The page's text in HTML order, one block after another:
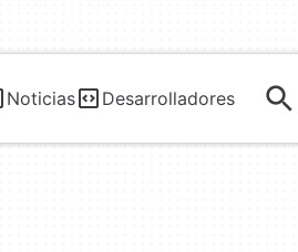
Noticias Desarrolladores